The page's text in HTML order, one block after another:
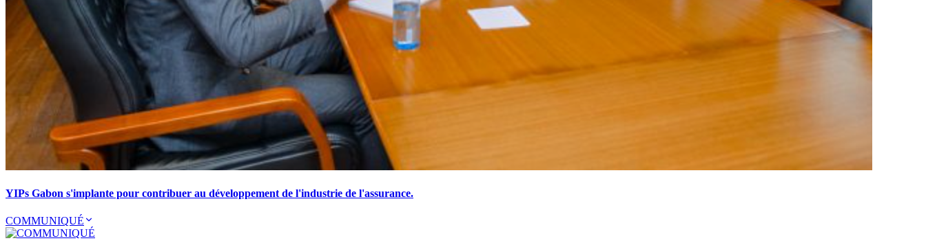
YIPs Gabon s'implante pour contribuer au développement de l'industrie de l'assurance.
COMMUNIQUÉ